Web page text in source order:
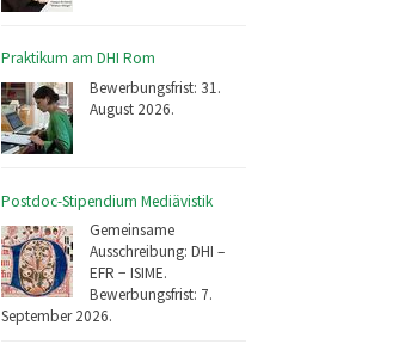
Praktikum am DHI Rom
Bewerbungsfrist: 31.
August 2026.
Postdoc-Stipendium Mediävistik
Gemeinsame
Ausschreibung: DHI –
EFR − ISIME.
Bewerbungsfrist: 7.
September 2026.